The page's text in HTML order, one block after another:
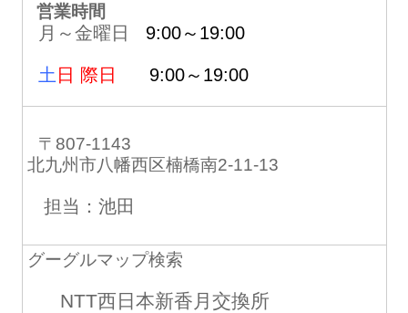
営業時間
月～金曜日 9:00～19:00
土 日 際日 9:00～19:00
〒807-1143
北九州市八幡西区楠橋南2-11-13
担当：池田
グーグルマップ検索
NTT西日本新香月交換所